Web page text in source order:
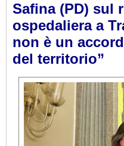
Safina (PD) sul
ospedaliera a
non è un
del territorio”